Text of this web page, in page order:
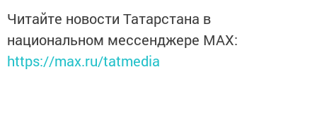
Читайте новости Татарстана в
национальном мессенджере MАХ:
https://max.ru/tatmedia